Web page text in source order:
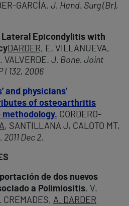
GARCÍA. J. Hand. Surg (Br),
Lateral Epicondylitis with
DARDER, E. VILLANUEVA,
VALVERDE. J. Bone. Joint
I 132, 2006
and physicians'
of osteoarthritis
CORDERO-
, SANTILLANA J, CALOTO MT,
Dec 2.
de dos nuevos
a Polimiositis. V.
CREMADES, A. DARDER